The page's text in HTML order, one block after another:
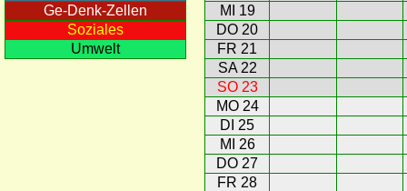
Ge-Denk-Zellen
Soziales
Umwelt
MI 19
DO 20
FR 21
SA 22
SO 23
MO 24
DI 25
MI 26
DO 27
FR 28